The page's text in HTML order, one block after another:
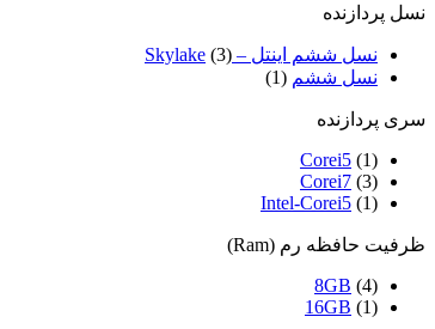
نسل پردازنده
نسل ششم اینتل – Skylake (3)
نسل ششم (1)
سری پردازنده
Corei5 (1)
Corei7 (3)
Intel-Corei5 (1)
ظرفیت حافظه رم (Ram)
8GB (4)
16GB (1)